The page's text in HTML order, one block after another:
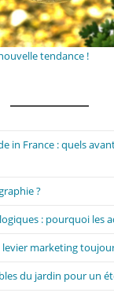
tendance !
in France : quels
?
: pourquoi les
levier marketing
du jardin pour un